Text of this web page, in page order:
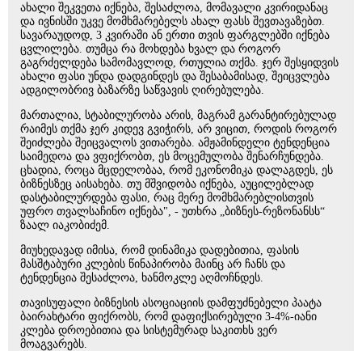
ახალი შეკვეთა იქნება, შესაძლოა, მომავალი კვირიდანაც
და ივნისში უკვე მომხმარებელს ახალ ფასს შევთავაზებთ.
სავარაუდოდ, 3 კვირაში ან ერთი თვის ფარგლებში იქნება
ცვლილება. თუმცა რა მოხდება ხვალ და როგორ
გაგრძელდება სამომავლოდ, რთულია თქმა. ჯერ შესყიდვის
ახალი ფასი უნდა დადგინდეს და შესაბამისად, შეიცვლება
ადგილობრივ ბაზარზე საწვავის ღირებულება.
მართალია, სტაბილურობა არის, მაგრამ გარანტირებულად
რაიმეს თქმა ჯერ კიდევ გვიჭირს, არ ვიცით, როდის როგორ
შეიძლება შეიცვალოს ვითარება. ამჟამინდელი ტენდენცია
საიმედოა და ვფიქრობთ, ეს მოცემულობა შენარჩუნდება.
ცხადია, როცა მცდელობაა, რომ ეკონომიკა დალაგდეს, ეს
ბიზნესზეც აისახება. თუ მშვიდობა იქნება, აუცილებლად
დასტაბილურდება ფასი, რაც მერე მომხმარებლისთვის
უფრო თვალსაჩინო იქნება", - უთხრა „ბიზნეს-რეზონანსს“
ზაალ იაკობიძემ.
მიუხედავად იმისა, რომ დინამიკა დადებითია, ფასის
მასშტაბური კლების წინაპირობა მაინც არ ჩანს და
ტენდენცია შესაძლოა, ხანმოკლე აღმოჩნდეს.
თავისუფალი ბიზნესის ასოციაციის დამფუძნებელი პაატა
ბაირახტარი ფიქრობს, რომ დაფიქსირებული 3-4%-იანი
კლება დროებითია და სისტემურად საკითხს ვერ
მოაგვარებს.